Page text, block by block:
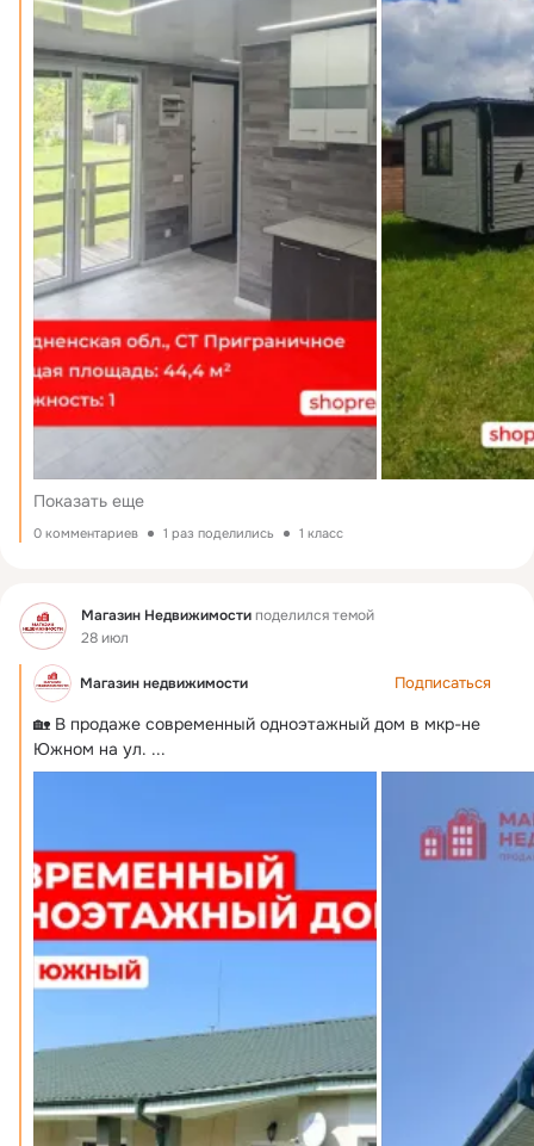
Показать еще
0 комментариев 1 раз поделились 1 класс
Фид Магазин Недвижимостиподелился темой
28 июл
Магазин недвижимости Подписаться
🏡 В продаже современный одноэтажный дом в мкр-не
Южном на ул. ...